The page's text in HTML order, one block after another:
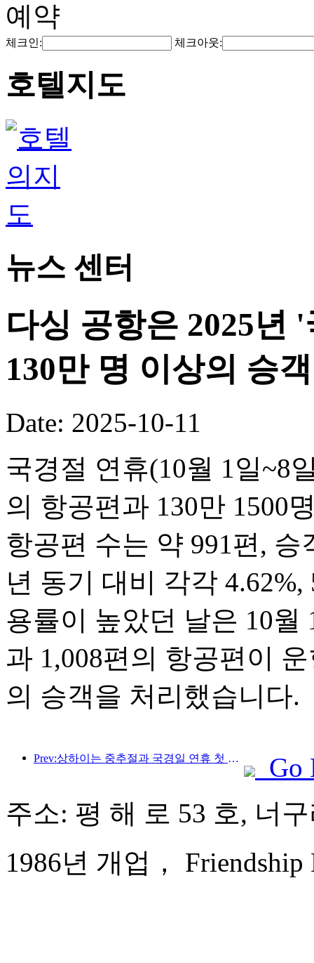
예약
체크인: 체크아웃:
호텔지도
뉴스 센터
다싱 공항은 2025년
130만 명 이상의 승
Date: 2025-10-11
국경절 연휴(10월 1일~8
의 항공편과 130만 1500
항공편 수는 약 991편,
년 동기 대비 각각
용률이 높았던 날은 10월
과 1,008편의 항공편이
의 승객을 처리했습니다.
Prev:상하이는 중추절과 국경일 연휴 첫 4일간 1,511만 명이 넘는 방문객을 맞이했는데, 이는 전년 대비 20% 이상 증가한 수치입니다.
Go
주소: 평 해 로 53 호, 너
1986년 개업， Friendship